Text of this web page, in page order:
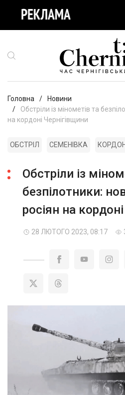
Головна
Новини
Обстріли із мінометів та
на кордоні Чернігівщини
ОБСТРІЛ СЕМЕНІВКА КОРДОН
Обстріли із
безпілотники:
росіян на
28 ЛЮТОГО 2023, 08:17